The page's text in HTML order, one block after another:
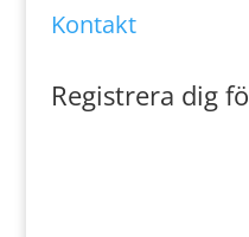
Kontakt
Registrera dig